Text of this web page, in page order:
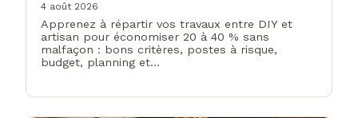
4 août 2026
Apprenez à répartir vos travaux entre DIY et
artisan pour économiser 20 à 40 % sans
malfaçon : bons critères, postes à risque,
budget, planning et…